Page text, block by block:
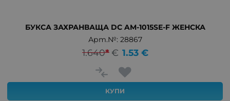
БУКСА ЗАХРАНВАЩА DC AM-1015SE-F ЖЕНСКА
Арт.№: 28867
1.640* € 1.53 €
КУПИ